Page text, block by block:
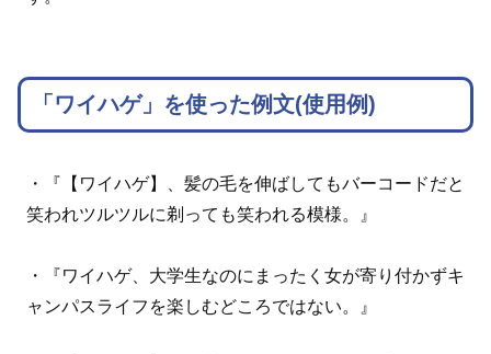
「ワイハゲ」を使った例文(使用例)
・『【ワイハゲ】、髪の毛を伸ばしてもバーコードだと
笑われツルツルに剃っても笑われる模様。』
・『ワイハゲ、大学生なのにまったく女が寄り付かずキ
ャンパスライフを楽しむどころではない。』